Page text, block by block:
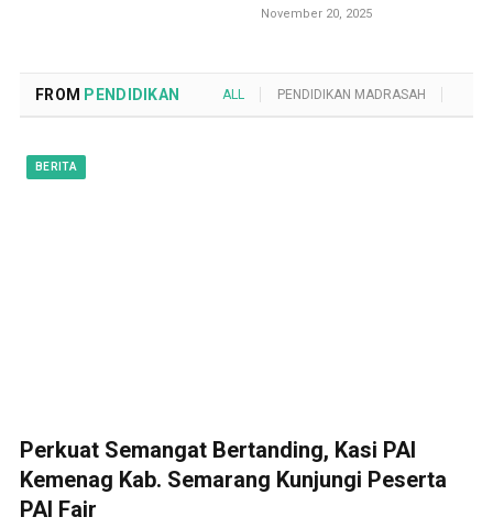
November 20, 2025
FROM PENDIDIKAN ALL PENDIDIKAN MADRASAH
BERITA
Perkuat Semangat Bertanding, Kasi PAI
Kemenag Kab. Semarang Kunjungi Peserta
PAI Fair